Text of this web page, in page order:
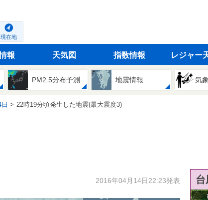
現在地
報 天気図 指数情報 レジャー
PM2.5分布予測 地震情報 気
22時19分頃発生した地震(最大震度3)
2016年04月14日22:23発表